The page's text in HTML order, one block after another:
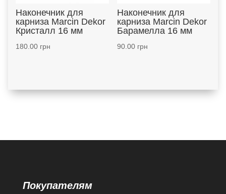
Наконечник для
карниза Marcin Dekor
Кристалл 16 мм
180.00грн
Наконечник для
карниза Marcin Dekor
Барамелла 16 мм
90.00грн
Покупателям